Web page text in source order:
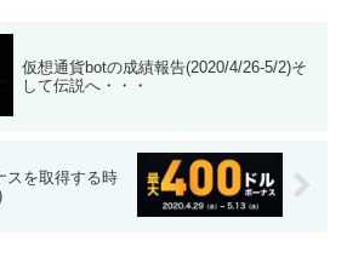
仮想通貨botの成績報告(2020/4/26-5/2)そ
して伝説へ・・・
スを取得する時